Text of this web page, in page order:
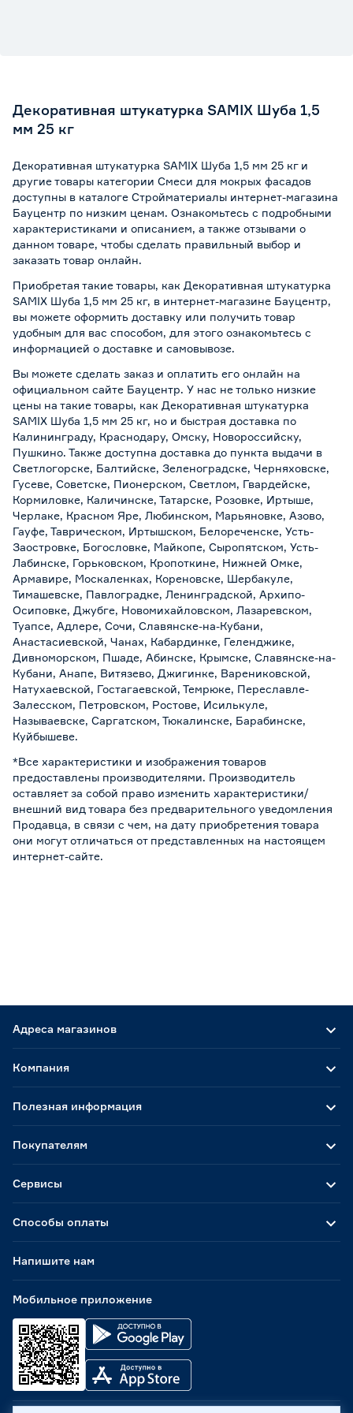
Декоративная штукатурка SAMIX Шуба 1,5
мм 25 кг
Декоративная штукатурка SAMIX Шуба 1,5 мм 25 кг и
другие товары категории Смеси для мокрых фасадов
доступны в каталоге Стройматериалы интернет-магазина
Бауцентр по низким ценам. Ознакомьтесь с подробными
характеристиками и описанием, а также отзывами о
данном товаре, чтобы сделать правильный выбор и
заказать товар онлайн.
Приобретая такие товары, как Декоративная штукатурка
SAMIX Шуба 1,5 мм 25 кг, в интернет-магазине Бауцентр,
вы можете оформить доставку или получить товар
удобным для вас способом, для этого ознакомьтесь с
информацией о доставке и самовывозе.
Вы можете сделать заказ и оплатить его онлайн на
официальном сайте Бауцентр. У нас не только низкие
цены на такие товары, как Декоративная штукатурка
SAMIX Шуба 1,5 мм 25 кг, но и быстрая доставка по
Калининграду, Краснодару, Омску, Новороссийску,
Пушкино. Также доступна доставка до пункта выдачи в
Светлогорске, Балтийске, Зеленоградске, Черняховске,
Гусеве, Советске, Пионерском, Светлом, Гвардейске,
Кормиловке, Каличинске, Татарске, Розовке, Иртыше,
Черлаке, Красном Яре, Любинском, Марьяновке, Азово,
Гауфе, Таврическом, Иртышском, Белореченске, Усть-
Заостровке, Богословке, Майкопе, Сыропятском, Усть-
Лабинске, Горьковском, Кропоткине, Нижней Омке,
Армавире, Москаленках, Кореновске, Шербакуле,
Тимашевске, Павлоградке, Ленинградской, Архипо-
Осиповке, Джубге, Новомихайловском, Лазаревском,
Туапсе, Адлере, Сочи, Славянске-на-Кубани,
Анастасиевской, Чанах, Кабардинке, Геленджике,
Дивноморском, Пшаде, Абинске, Крымске, Славянске-на-
Кубани, Анапе, Витязево, Джигинке, Варениковской,
Натухаевской, Гостагаевской, Темрюке, Переславле-
Залесском, Петровском, Ростове, Исилькуле,
Называевске, Саргатском, Тюкалинске, Барабинске,
Куйбышеве.
*Все характеристики и изображения товаров
предоставлены производителями. Производитель
оставляет за собой право изменить характеристики/
внешний вид товара без предварительного уведомления
Продавца, в связи с чем, на дату приобретения товара
они могут отличаться от представленных на настоящем
интернет-сайте.
Адреса магазинов
Способы оплаты
Мобильное приложение
Компания
Полезная информация
Покупателям
Сервисы
Напишите нам